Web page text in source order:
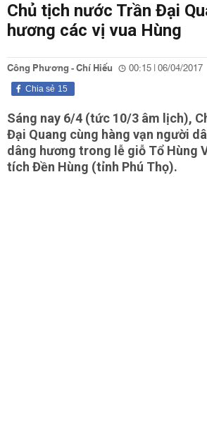
Chủ tịch nước Trần Đại
hương các vị vua Hùng
Công Phương - Chí Hiếu 00:15 | 06/04/2017
15
Chia sẻ
Sáng nay 6/4 (tức 10/3 âm lịch),
Đại Quang cùng hàng vạn người
dâng hương trong lễ giỗ Tổ Hùng
tích Đền Hùng (tỉnh Phú Thọ).